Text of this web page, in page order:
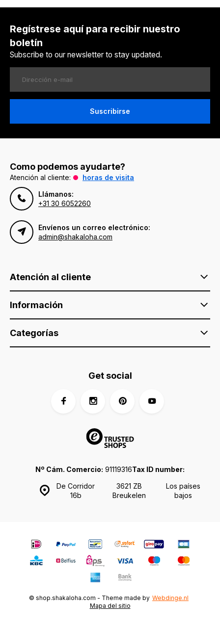
Regístrese aquí para recibir nuestro
boletín
Subscribe to our newsletter to stay updated.
Suscribirse
Como podemos ayudarte?
Atención al cliente:
horas de visita
Llámanos:
+31 30 6052260
Envíenos un correo electrónico:
admin@shakaloha.com
Atención al cliente
Información
Categorías
De Corridor
16b
3621 ZB
Breukelen
Los países
bajos
Nº Cám. Comercio: 91119316Tax ID number:
Get social
© shop.shakaloha.com - Theme made by Webdinge.nl
Mapa del sitio